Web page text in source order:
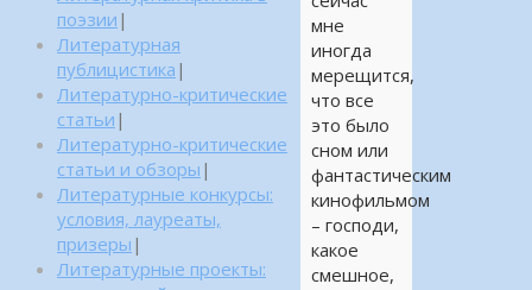
мне
иногда
мерещится,
что все
это было
сном или
фантастическим
кинофильмом
– господи,
какое
смешное,
поэзии |
Литературная
публицистика |
Литературно-критические
статьи |
Литературно-критические
статьи и обзоры |
Литературные конкурсы:
условия, лауреаты,
призеры |
Литературные проекты: